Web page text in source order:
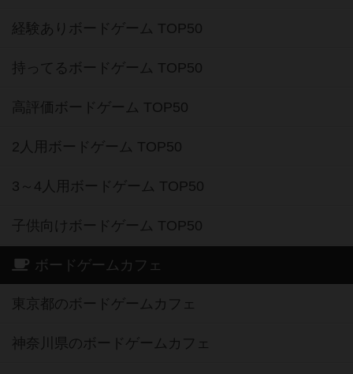
経験ありボードゲーム TOP50
持ってるボードゲーム TOP50
高評価ボードゲーム TOP50
2人用ボードゲーム TOP50
3～4人用ボードゲーム TOP50
子供向けボードゲーム TOP50
ボードゲームカフェ
東京都のボードゲームカフェ
神奈川県のボードゲームカフェ